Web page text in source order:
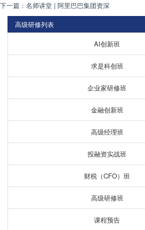
下一篇： 名师讲堂 | 阿里巴巴集团资深
高级研修列表
AI创新班
求是科创班
企业家研修班
金融创新班
高级经理班
投融资实战班
财税（CFO）班
高级研修班
课程预告